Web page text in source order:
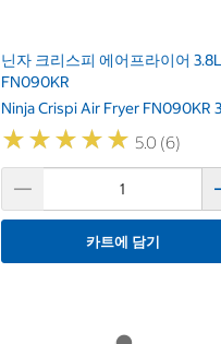
닌자 크리스피 에어프라이어 3.8L
FN090KR
Ninja Crispi Air Fryer FN090KR
★★★★★
★★★★★ 5.0 (6)
카트에 담기